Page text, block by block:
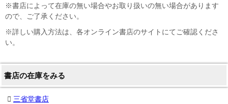
※書店によって在庫の無い場合やお取り扱いの無い場合があります
ので、ご了承ください。
※詳しい購入方法は、各オンライン書店のサイトにてご確認くださ
い。
書店の在庫をみる
三省堂書店